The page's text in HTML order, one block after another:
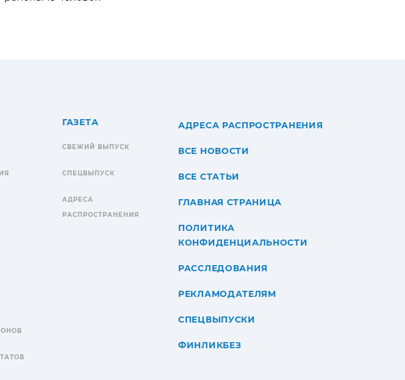
ГАЗЕТА
СВЕЖИЙ ВЫПУСК
СПЕЦВЫПУСК
АДРЕСА
РАСПРОСТРАНЕНИЯ
АДРЕСА РАСПРОСТРАНЕНИЯ
ВСЕ НОВОСТИ
ВСЕ СТАТЬИ
ГЛАВНАЯ СТРАНИЦА
ПОЛИТИКА
КОНФИДЕНЦИАЛЬНОСТИ
РАССЛЕДОВАНИЯ
РЕКЛАМОДАТЕЛЯМ
СПЕЦВЫПУСКИ
ФИНЛИКБЕЗ